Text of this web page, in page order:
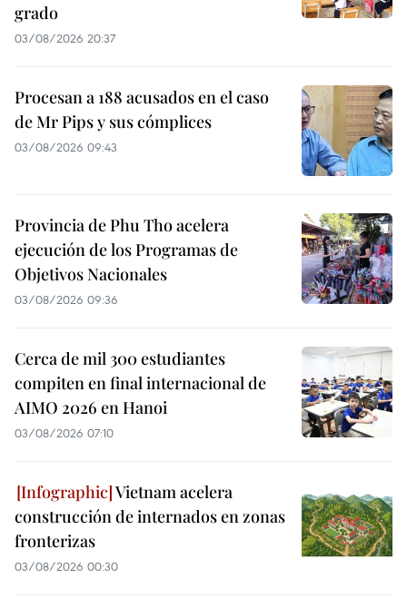
grado
03/08/2026 20:37
Procesan a 188 acusados en el caso
de Mr Pips y sus cómplices
03/08/2026 09:43
Provincia de Phu Tho acelera
ejecución de los Programas de
Objetivos Nacionales
03/08/2026 09:36
Cerca de mil 300 estudiantes
compiten en final internacional de
AIMO 2026 en Hanoi
03/08/2026 07:10
Vietnam acelera
construcción de internados en zonas
fronterizas
03/08/2026 00:30